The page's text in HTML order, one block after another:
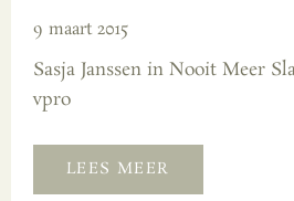
9 maart 2015
Sasja Janssen in Nooit Meer
vpro
LEES MEER